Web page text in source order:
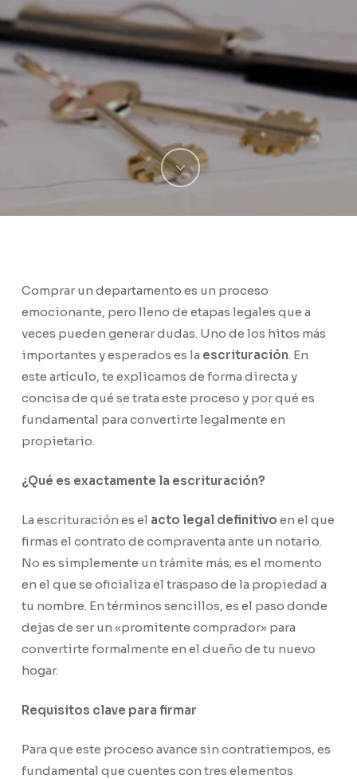
Comprar un departamento es un proceso
emocionante, pero lleno de etapas legales que a
veces pueden generar dudas. Uno de los hitos más
importantes y esperados es la escrituración. En
este artículo, te explicamos de forma directa y
concisa de qué se trata este proceso y por qué es
fundamental para convertirte legalmente en
propietario.
¿Qué es exactamente la escrituración?
La escrituración es el acto legal definitivo en el que
firmas el contrato de compraventa ante un notario.
No es simplemente un trámite más; es el momento
en el que se oficializa el traspaso de la propiedad a
tu nombre. En términos sencillos, es el paso donde
dejas de ser un «promitente comprador» para
convertirte formalmente en el dueño de tu nuevo
hogar.
Requisitos clave para firmar
Para que este proceso avance sin contratiempos, es
fundamental que cuentes con tres elementos